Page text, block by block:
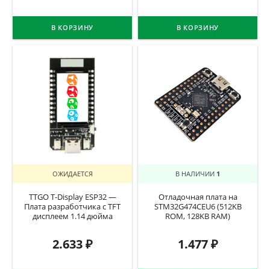
В КОРЗИНУ В КОРЗИНУ
ОЖИДАЕТСЯ
TTGO T-Display ESP32 —
Плата разработчика с TFT
дисплеем 1.14 дюйма
2.633₽
В НАЛИЧИИ 1
Отладочная плата на
STM32G474CEU6 (512KB
ROM, 128KB RAM)
1.477₽